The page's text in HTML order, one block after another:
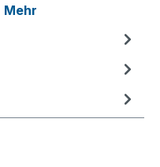
Mehr